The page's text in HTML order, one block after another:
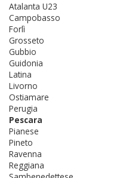
Atalanta U23
Campobasso
Forlì
Grosseto
Gubbio
Guidonia
Latina
Livorno
Ostiamare
Perugia
Pescara
Pianese
Pineto
Ravenna
Reggiana